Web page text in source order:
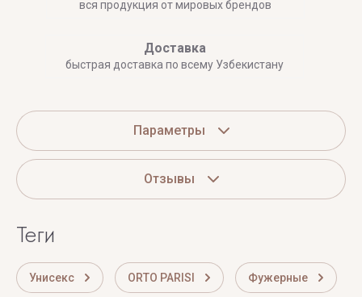
вся продукция от мировых брендов
Доставка
быстрая доставка по всему Узбекистану
Параметры
Отзывы
теги
Унисекс ORTO PARISI Фужерные